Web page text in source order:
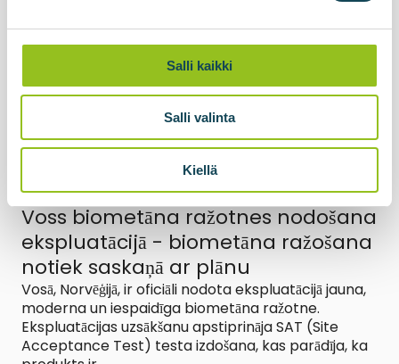
Salli kaikki
Salli valinta
Kiellä
10.04.2026
Voss biometāna ražotnes nodošana
ekspluatācijā - biometāna ražošana
notiek saskaņā ar plānu
Vosā, Norvēģijā, ir oficiāli nodota ekspluatācijā jauna,
moderna un iespaidīga biometāna ražotne.
Ekspluatācijas uzsākšanu apstiprināja SAT (Site
Acceptance Test) testa izdošana, kas parādīja, ka